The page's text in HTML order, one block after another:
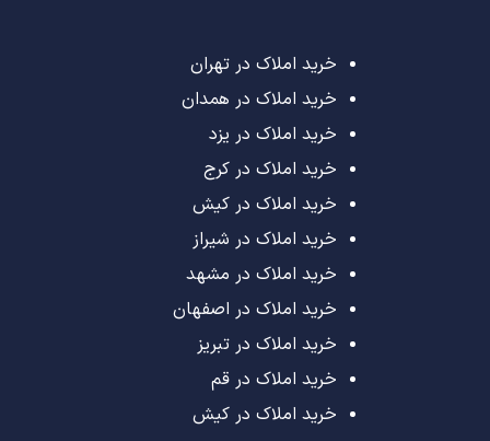
خرید املاک در تهران
خرید املاک در همدان
خرید املاک در یزد
خرید املاک در کرج
خرید املاک در کیش
خرید املاک در شیراز
خرید املاک در مشهد
خرید املاک در اصفهان
خرید املاک در تبریز
خرید املاک در قم
خرید املاک در کیش